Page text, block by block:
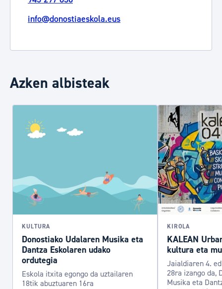
info@donostiaeskola.eus
Azken albisteak
KULTURA
Donostiako Udalaren Musika eta
Dantza Eskolaren udako
ordutegia
Eskola itxita egongo da uztailaren
18tik abuztuaren 16ra
KIROLA
KALEAN
kultura eta
Jaialdiaren 4.
28ra izango da,
Musika eta